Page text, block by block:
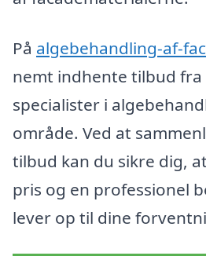
På algebehandling-af-
nemt indhente tilbud fra
specialister i
område. Ved at
tilbud kan du sikre dig,
pris og en professionel
lever op til dine